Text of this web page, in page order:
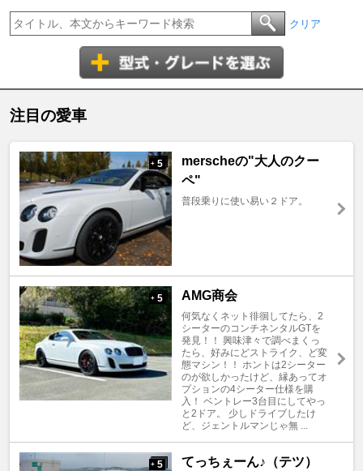
クリア
注目の愛車
+ 5
merscheの"大人のクー
ペ"
普段乗りに使い易い２ドア。
+ 5 AMG商会
何気なくネット徘徊してたら、2
シーターのコンチネンタルGTを
発見！！ 興味津々で調べまくっ
たら、好みにどストライク、ど変
態マシン！！ ホントは2シーター
のが欲しかったけど、縁あってオ
プションの4シーター仕様を購
入！ ベントレー3台目にしてやっ
と2ドア。 少しドライブしたけ
ど、ジェントルマンじゃ無 ...
+ 5 てっちぇーん♪（テツ）